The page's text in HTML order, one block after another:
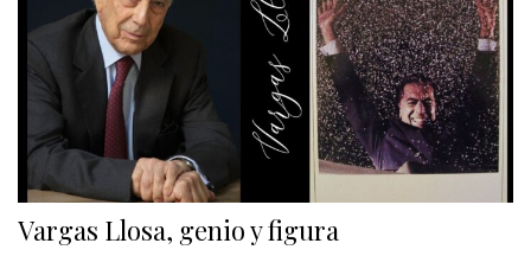
Vargas Llosa, genio y figura